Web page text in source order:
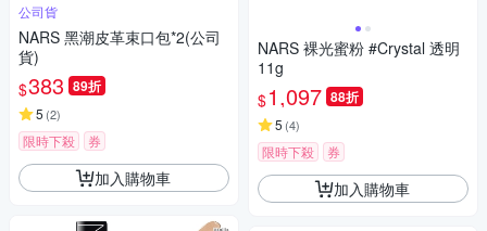
公司貨
NARS 黑潮皮革束口包*2(公司
貨)
$383 89折
5 (2)
限時下殺 券
加入購物車
NARS 裸光蜜粉 #Crystal 透明
11g
$1,097 88折
5 (4)
限時下殺 券
加入購物車